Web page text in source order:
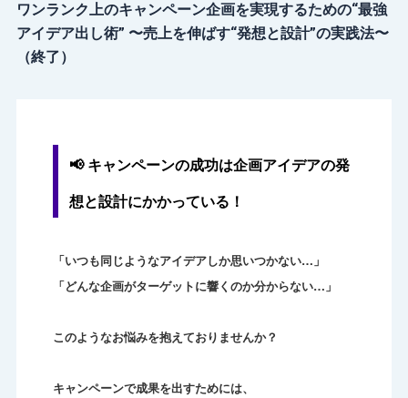
ワンランク上のキャンペーン企画を実現するための“最強
アイデア出し術” 〜売上を伸ばす“発想と設計”の実践法〜
（終了）
📢キャンペーンの成功は企画アイデアの発
想と設計にかかっている！
「いつも同じようなアイデアしか思いつかない…」
「どんな企画がターゲットに響くのか分からない…」
このようなお悩みを抱えておりませんか？
キャンペーンで成果を出すためには、